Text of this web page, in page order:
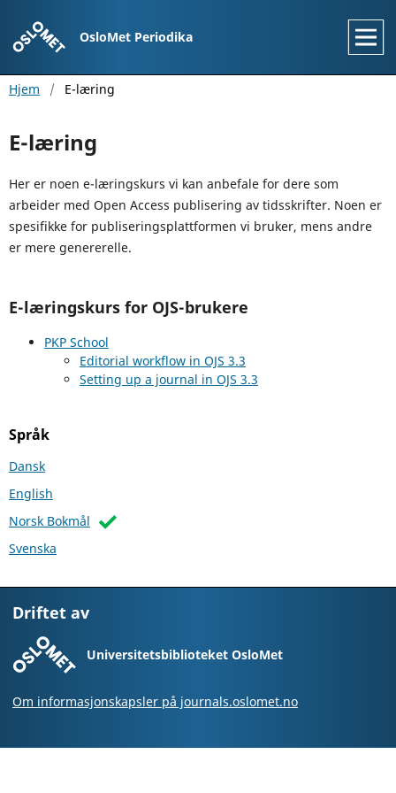
OsloMet Periodika
Hjem / E-læring
E-læring
Her er noen e-læringskurs vi kan anbefale for dere som
arbeider med Open Access publisering av tidsskrifter. Noen er
spesifikke for publiseringsplattformen vi bruker, mens andre
er mere genererelle.
E-læringskurs for OJS-brukere
PKP School
Editorial workflow in OJS 3.3
Setting up a journal in OJS 3.3
Språk
Dansk
English
Norsk Bokmål
Svenska
Driftet av
Universitetsbiblioteket OsloMet
Om informasjonskapsler på journals.oslomet.no